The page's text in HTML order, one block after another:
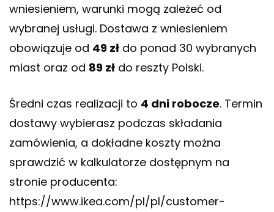
wniesieniem, warunki mogą zależeć od
wybranej usługi. Dostawa z wniesieniem
obowiązuje od 49 zł do ponad 30 wybranych
miast oraz od 89 zł do reszty Polski.
Średni czas realizacji to 4 dni robocze. Termin
dostawy wybierasz podczas składania
zamówienia, a dokładne koszty można
sprawdzić w kalkulatorze dostępnym na
stronie producenta:
https://www.ikea.com/pl/pl/customer-